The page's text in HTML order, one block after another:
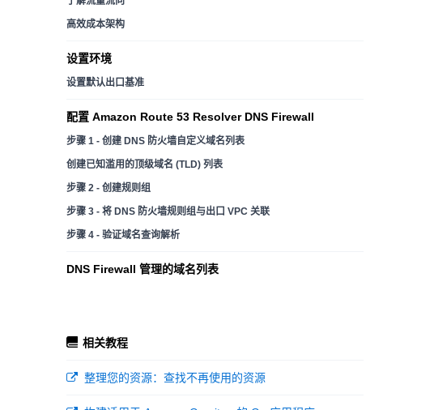
高效成本架构
设置环境
设置默认出口基准
配置 Amazon Route 53 Resolver DNS Firewall
步骤 1 - 创建 DNS 防火墙自定义域名列表
创建已知滥用的顶级域名 (TLD) 列表
步骤 2 - 创建规则组
步骤 3 - 将 DNS 防火墙规则组与出口 VPC 关联
步骤 4 - 验证域名查询解析
DNS Firewall 管理的域名列表
步骤 1 - 设置查询日志记录
步骤 2 - 在 CloudWatch 中验证 DNS 查询日志
相关教程
整理您的资源：查找不再使用的资源